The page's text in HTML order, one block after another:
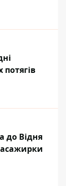
потягів
до Відня